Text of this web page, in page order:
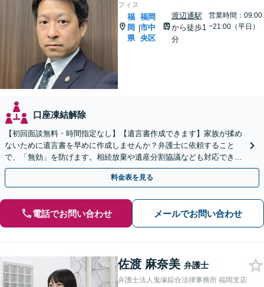
フィス
福
岡
県
|
福岡
市中
央区
渡辺通駅
から徒歩1
分
営業時間：09:00
~21:00（平日）
口座凍結解除
【初回面談無料・時間指定なし】【遺言書作成できます】家族が揉め
ないために遺言書を早めに作成しませんか？弁護士に依頼すること
で、「無効」を防げます。相続放棄や遺産分割協議なども対応できま
す。【訪問相談可】【土日祝・夜間早朝も対応】
料金表を見る
電話でお問い合わせ メールでお問い合わせ
佐渡 麻奈美 弁護士
弁護士法人鬼塚綜合法律事務所 福岡支店